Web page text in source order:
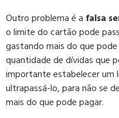
Outro problema é a falsa
o limite do cartão pode
gastando mais do que
quantidade de dívidas que
importante estabelecer um
ultrapassá-lo, para não se
mais do que pode pagar.